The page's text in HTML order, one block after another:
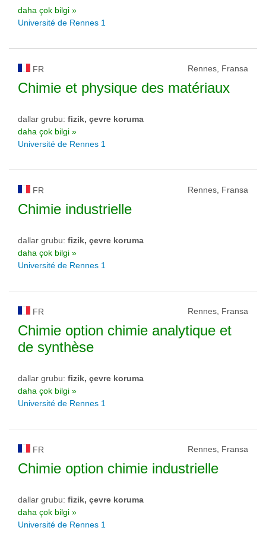
daha çok bilgi »
Université de Rennes 1
FR Rennes, Fransa
Chimie et physique des matériaux
dallar grubu: fizik, çevre koruma
daha çok bilgi »
Université de Rennes 1
FR Rennes, Fransa
Chimie industrielle
dallar grubu: fizik, çevre koruma
daha çok bilgi »
Université de Rennes 1
FR Rennes, Fransa
Chimie option chimie analytique et
de synthèse
dallar grubu: fizik, çevre koruma
daha çok bilgi »
Université de Rennes 1
FR Rennes, Fransa
Chimie option chimie industrielle
dallar grubu: fizik, çevre koruma
daha çok bilgi »
Université de Rennes 1